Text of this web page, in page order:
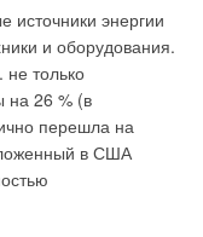
источники энергии
и оборудования.
только
на 26 % (в
перешла на
в США
в стояк (при
стоков) из
по
называется
высоты